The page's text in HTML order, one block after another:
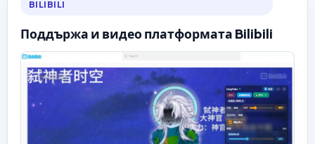
BILIBILI
Поддържа и видео платформата Bilibili